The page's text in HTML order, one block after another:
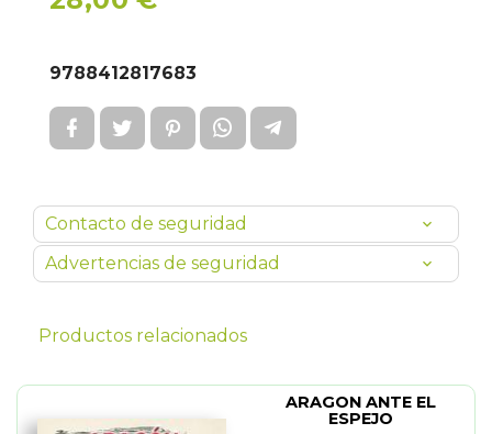
9788412817683
Contacto de seguridad
Advertencias de seguridad
Productos relacionados
ARAGON ANTE EL
ESPEJO